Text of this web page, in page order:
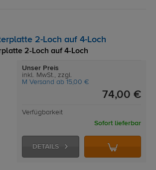
2-Loch auf 4-Loch
2-Loch auf 4-Loch
Unser Preis
inkl. MwSt., zzgl.
M Versand ab 15,00 €
74,00 €
Verfügbarkeit
Sofort lieferbar
DETAILS